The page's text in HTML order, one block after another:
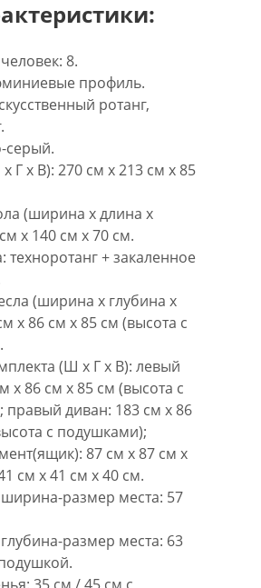
8.
профиль.
ротанг,
серый.
Г х В): 270 см х 213 см х 85
(ширина х длина х
х 140 см х 70 см.
техноротанг + закаленное
(ширина х глубина х
х 86 см х 85 см (высота с
(Ш х Г х В): левый
х 86 см х 85 см (высота с
диван: 183 см х 86
с подушками);
87 см х 87 см х
см х 41 см х 40 см.
размер места: 57
размер места: 63